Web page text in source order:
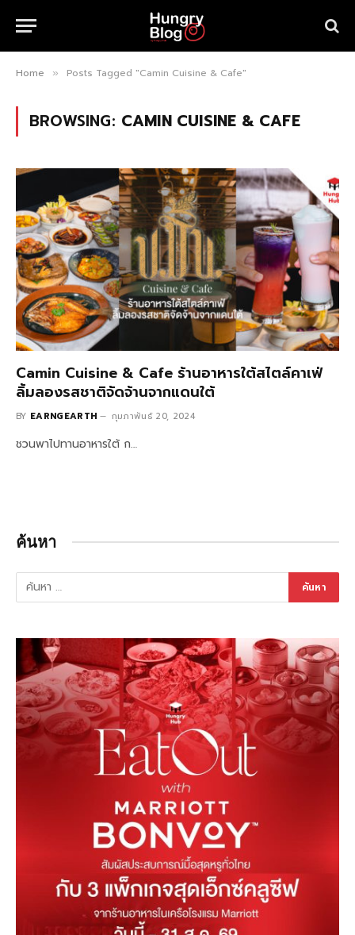
Home » Posts Tagged "Camin Cuisine & Cafe"
BROWSING: CAMIN CUISINE & CAFE
Camin Cuisine & Cafe ร้านอาหารใต้สไตล์คาเฟ่
ลิ้มลองรสชาติจัดจ้านจากแดนใต้
BY EARNGEARTH กุมภาพันธ์ 20, 2024
ชวนพาไปทานอาหารใต้ ก…
ค้นหา